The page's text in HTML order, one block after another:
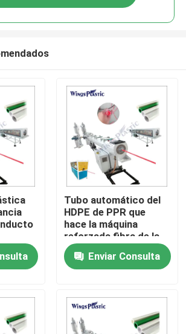
PP
Tubo automático del
HDPE de PPR que
hace la máquina
reforzada fibra de la
protuberancia del
tubo de los PP de la
máquina
Enviar Consulta